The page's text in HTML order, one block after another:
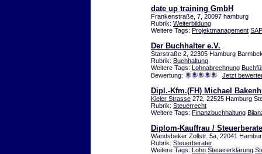
date up training GmbH
Frankenstraße, 7, 20097 hamburg
Rubrik: Weiterbildung
Weitere Tags: Projektmanagement SAP
Der Buchhalter e.V.
Starstraße 2, 22305 Hamburg
Rubrik: Buchhaltung
Weitere Tags: Lohnabrechnung
Bewertung:
Jetzt
Dipl.-Kfm.(FH) Michael
Kieler Strasse 272, 22525 Hamburg
Rubrik: Steuerrecht
Weitere Tags: Finanzbuchhaltung
Diplom-Kauffrau /
Wandsbeker Zollstr. 5a, 22041
Rubrik: Steuerberater
Weitere Tags: Lohn Steuererklärung